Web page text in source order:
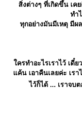
สิ่งต่างๆ ที่เกิดขึ้น เค
ทำ
ทุกอย่างมันมีเหตุ มีผ
ครทำอะไรเราไว้ เดี๋ย
ค้น เอาคืนเลยค่ะ เรา
ไว้ก็ได้ ... เราจบ